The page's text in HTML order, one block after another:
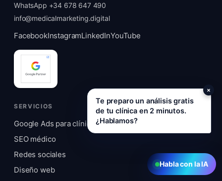
WhatsApp +34 678 647 490
info@medicalmarketing.digital
FacebookInstagramLinkedInYouTube
SERVICIOS
Google Ads para clínicas
SEO médico
Redes sociales
Diseño web
Habla con la IA
×
Te preparo un análisis gratis
de tu clínica en 2 minutos.
¿Hablamos?